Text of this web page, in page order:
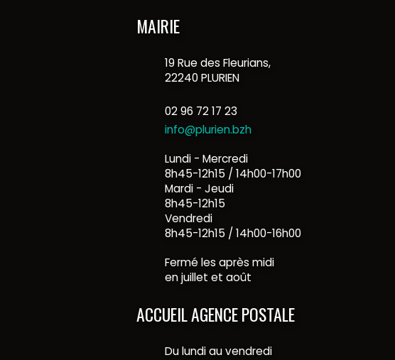
MAIRIE
19 Rue des Fleurians,
22240 PLURIEN
02 96 72 17 23
info@plurien.bzh
Lundi - Mercredi
8h45-12h15 / 14h00-17h00
Mardi - Jeudi
8h45-12h15
Vendredi
8h45-12h15 / 14h00-16h00
Fermé les après midi
en juillet et août
ACCUEIL AGENCE POSTALE
Du lundi au vendredi